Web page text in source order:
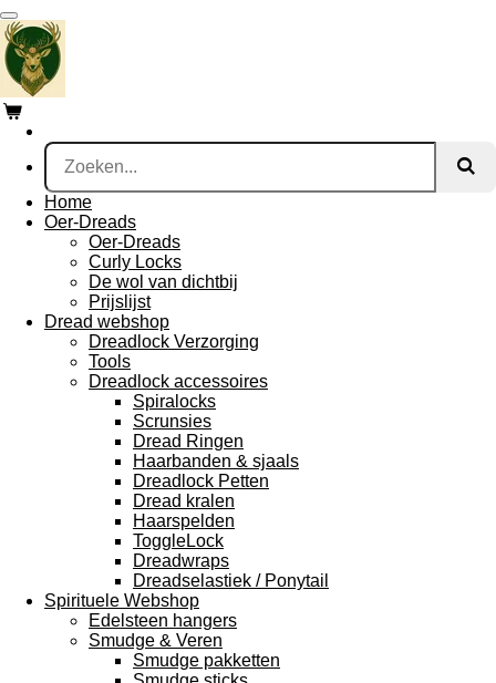
Ga
direct
naar
de
hoofdinhoud
Home
Oer-Dreads
Oer-Dreads
Curly Locks
De wol van dichtbij
Prijslijst
Dread webshop
Dreadlock Verzorging
Tools
Dreadlock accessoires
Spiralocks
Scrunsies
Dread Ringen
Haarbanden & sjaals
Dreadlock Petten
Dread kralen
Haarspelden
ToggleLock
Dreadwraps
Dreadselastiek / Ponytail
Spirituele Webshop
Edelsteen hangers
Smudge & Veren
Smudge pakketten